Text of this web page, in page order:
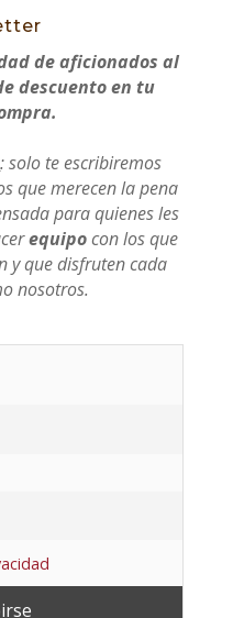
de aficionados al
descuento en tu
: solo te escribiremos
que merecen la pena
para quienes les
equipocon los que
y que disfruten cada
nosotros.